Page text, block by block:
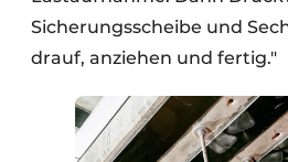
Sicherungsscheibe und
drauf, anziehen und fertig."